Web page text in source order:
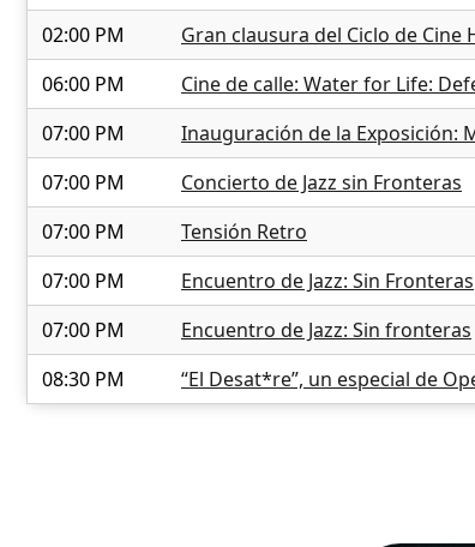
02:00 PM
Gran clausura del Ciclo de Cine
06:00 PM
Cine de calle: Water for Life:
07:00 PM
Inauguración de la Exposición:
07:00 PM
Concierto de Jazz sin Fronteras
07:00 PM
Tensión Retro
07:00 PM
Encuentro de Jazz: Sin Fronteras
07:00 PM
Encuentro de Jazz: Sin fronteras
08:30 PM
“El Desat*re”, un especial de